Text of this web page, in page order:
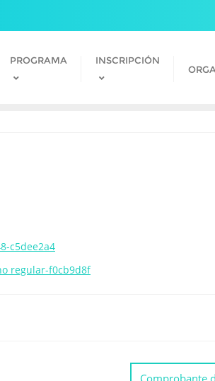
PROGRAMA INSCRIPCIÓN
c5dee2a4
regular-f0cb9d8f
Comprobante